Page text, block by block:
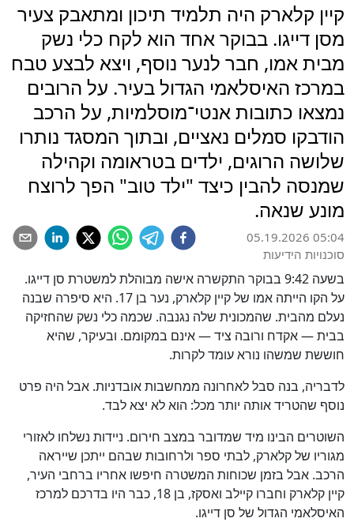
קיין קלארק היה תלמיד תיכון ומתאבק צעיר
מסן דייגו. בבוקר אחד הוא לקח כלי נשק
מבית אמו, חבר לנער נוסף, ויצא לבצע טבח
במרכז האיסלאמי הגדול בעיר. על הרובים
נמצאו כתובות אנטי־מוסלמיות, על הרכב
הודבקו סמלים נאציים, ובתוך המסגד נותרו
שלושה הרוגים, ילדים בטראומה וקהילה
שמנסה להבין כיצד "ילד טוב" הפך לרוצח
מונע שנאה.
05.19.2026 05:04
סוכנויות הידיעות
בשעה 9:42 בבוקר התקשרה אישה מבוהלת למשטרת סן דייגו.
על הקו הייתה אמו של קיין קלארק, נער בן 17. היא סיפרה שבנה
נעלם מהבית. שהמכונית שלה נגנבה. שכמה כלי נשק שהחזיקה
בבית — אקדח ורובה ציד — אינם במקומם. ובעיקר, שהיא
חוששת שמשהו נורא עומד לקרות.
לדבריה, בנה סבל לאחרונה ממחשבות אובדניות. אבל היה פרט
נוסף שהטריד אותה יותר מכל: הוא לא יצא לבד.
השוטרים הבינו מיד שמדובר במצב חירום. ניידות נשלחו לאזורי
מגוריו של קלארק, לבתי ספר ולרחובות שבהם ייתכן שייראה
הרכב. אבל בזמן שכוחות המשטרה חיפשו אחריו ברחבי העיר,
קיין קלארק וחברו קיילב ואסקז, בן 18, כבר היו בדרכם למרכז
האיסלאמי הגדול של סן דייגו.